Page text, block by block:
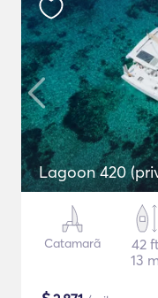
Lagoon 420
Catamarã
42
13 m